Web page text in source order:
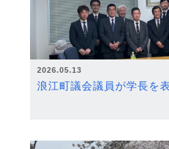
2026.05.13
浪江町議会議員が学長を